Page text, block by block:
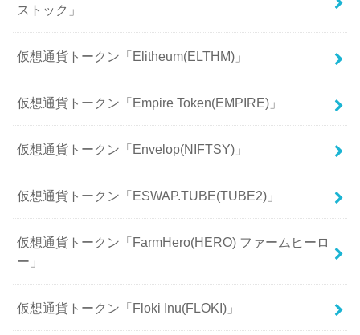
ストック」
仮想通貨トークン「Elitheum(ELTHM)」
仮想通貨トークン「Empire Token(EMPIRE)」
仮想通貨トークン「Envelop(NIFTSY)」
仮想通貨トークン「ESWAP.TUBE(TUBE2)」
仮想通貨トークン「FarmHero(HERO) ファームヒーロ
ー」
仮想通貨トークン「Floki Inu(FLOKI)」